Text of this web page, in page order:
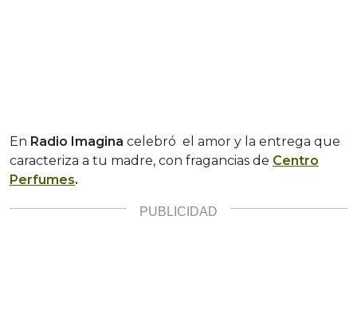
En Radio Imagina celebró el amor y la entrega que
caracteriza a tu madre, con fragancias de Centro
Perfumes.